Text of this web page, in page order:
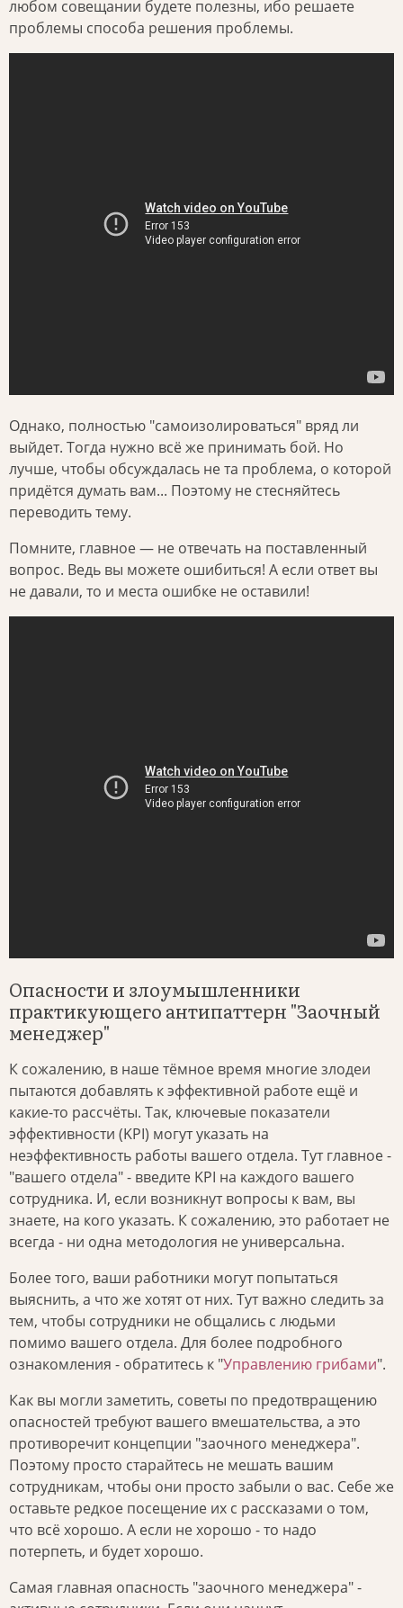
любом совещании будете полезны, ибо решаете
проблемы способа решения проблемы.
Однако, полностью "самоизолироваться" вряд ли
выйдет. Тогда нужно всё же принимать бой. Но
лучше, чтобы обсуждалась не та проблема, о которой
придётся думать вам... Поэтому не стесняйтесь
переводить тему.
Помните, главное — не отвечать на поставленный
вопрос. Ведь вы можете ошибиться! А если ответ вы
не давали, то и места ошибке не оставили!
Опасности и злоумышленники
практикующего антипаттерн "Заочный
менеджер"
К сожалению, в наше тёмное время многие злодеи
пытаются добавлять к эффективной работе ещё и
какие-то рассчёты. Так, ключевые показатели
эффективности (KPI) могут указать на
неэффективность работы вашего отдела. Тут главное -
"вашего отдела" - введите KPI на каждого вашего
сотрудника. И, если возникнут вопросы к вам, вы
знаете, на кого указать. К сожалению, это работает не
всегда - ни одна методология не универсальна.
Более того, ваши работники могут попытаться
выяснить, а что же хотят от них. Тут важно следить за
тем, чтобы сотрудники не общались с людьми
помимо вашего отдела. Для более подробного
ознакомления - обратитесь к "Управлению грибами".
Как вы могли заметить, советы по предотвращению
опасностей требуют вашего вмешательства, а это
противоречит концепции "заочного менеджера".
Поэтому просто старайтесь не мешать вашим
сотрудникам, чтобы они просто забыли о вас. Себе же
оставьте редкое посещение их с рассказами о том,
что всё хорошо. А если не хорошо - то надо
потерпеть, и будет хорошо.
Самая главная опасность "заочного менеджера" -